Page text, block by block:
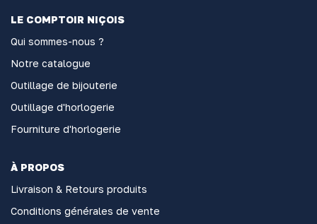
LE COMPTOIR NIÇOIS
Qui sommes-nous ?
Notre catalogue
Outillage de bijouterie
Outillage d'horlogerie
Fourniture d'horlogerie
À PROPOS
Livraison & Retours produits
Conditions générales de vente